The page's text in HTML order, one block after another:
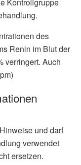
des
Renin im Blut der
verringert. Auch
und darf
verwendet
ersetzen.